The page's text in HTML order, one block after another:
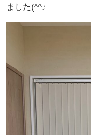
ました(^^♪